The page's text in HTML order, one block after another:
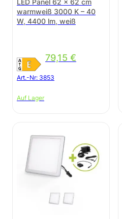
warmweiß 3000 K – 40
W, 4400 lm, weiß
79,15 €
Art.-Nr: 3853
Auf Lager